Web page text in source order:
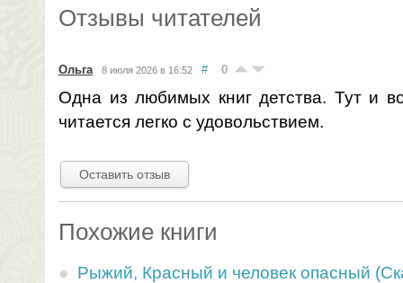
Отзывы читателей
Ольга 8 июля 2026 в 16:52 # 0
Одна из любимых книг детства. Тут и
читается легко с удовольствием.
Оставить отзыв
Похожие книги
Рыжий, Красный и человек опасный